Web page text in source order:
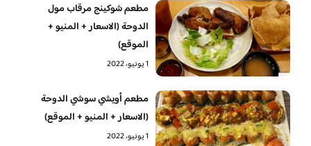
مطعم شوكينج مرقاب مول
الدوحة (الاسعار + المنيو +
الموقع)
1 يونيو، 2022
مطعم أويشي سوشي الدوحة
(الاسعار + المنيو + الموقع)
1 يونيو، 2022